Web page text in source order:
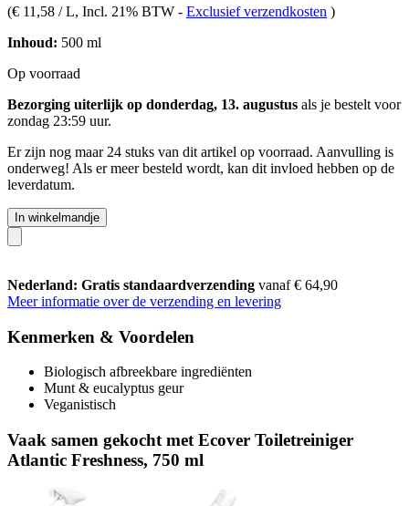
(€ 11,58 / L, Incl. 21% BTW - Exclusief verzendkosten )
Inhoud: 500 ml
Op voorraad
Bezorging uiterlijk op donderdag, 13. augustus als je bestelt voor
zondag 23:59 uur.
Er zijn nog maar 24 stuks van dit artikel op voorraad. Aanvulling is
onderweg! Als er meer besteld wordt, kan dit invloed hebben op de
leverdatum.
In winkelmandje
Nederland: Gratis standaardverzending vanaf € 64,90
Meer informatie over de verzending en levering
Kenmerken & Voordelen
Biologisch afbreekbare ingrediënten
Munt & eucalyptus geur
Veganistisch
Vaak samen gekocht met Ecover Toiletreiniger
Atlantic Freshness, 750 ml